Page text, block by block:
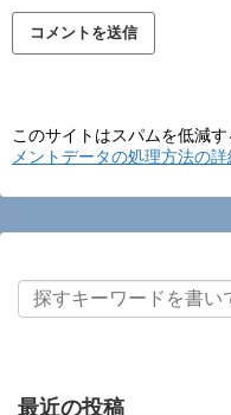
このサイトはスパムを低減
メントデータの処理方法の
最近の投稿